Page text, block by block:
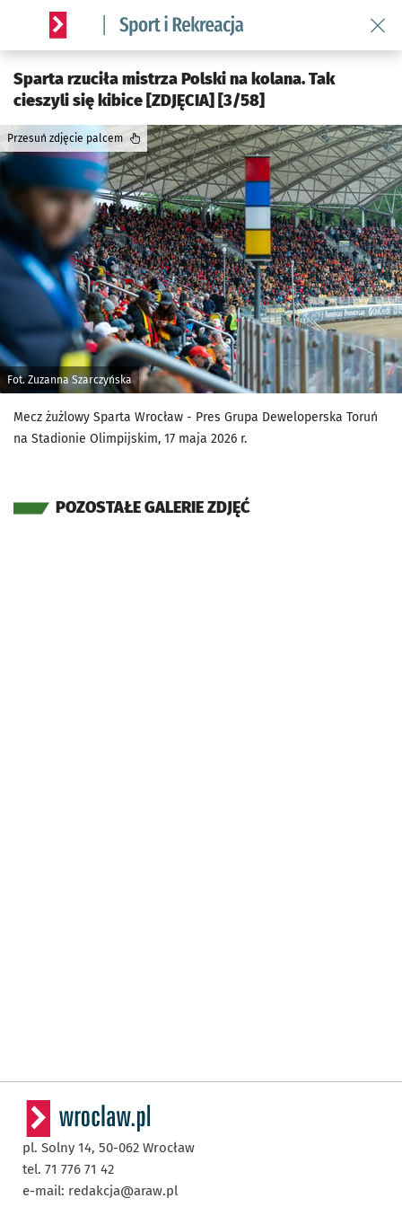
Serwis informacyjny wroclaw.pl podserwis: Sport i rekreacja
Sparta rzuciła mistrza Polski na kolana. Tak
cieszyli się kibice [ZDJĘCIA] [3/58]
Fot. Zuzanna Szarczyńska
Przesuń zdjęcie palcem
Mecz żużlowy Sparta Wrocław - Pres Grupa Deweloperska Toruń
na Stadionie Olimpijskim, 17 maja 2026 r.
POZOSTAŁE GALERIE ZDJĘĆ
pl. Solny 14, 50-062 Wrocław
tel. 71 776 71 42
e-mail: redakcja@araw.pl